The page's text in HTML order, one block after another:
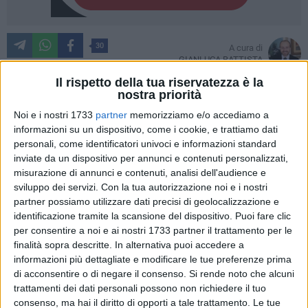
Il rispetto della tua riservatezza è la
nostra priorità
Noi e i nostri 1733 partner memorizziamo e/o accediamo a
informazioni su un dispositivo, come i cookie, e trattiamo dati
personali, come identificatori univoci e informazioni standard
inviate da un dispositivo per annunci e contenuti personalizzati,
misurazione di annunci e contenuti, analisi dell'audience e
sviluppo dei servizi. Con la tua autorizzazione noi e i nostri
partner possiamo utilizzare dati precisi di geolocalizzazione e
identificazione tramite la scansione del dispositivo. Puoi fare clic
per consentire a noi e ai nostri 1733 partner il trattamento per le
finalità sopra descritte. In alternativa puoi accedere a
informazioni più dettagliate e modificare le tue preferenze prima
di acconsentire o di negare il consenso. Si rende noto che alcuni
trattamenti dei dati personali possono non richiedere il tuo
consenso, ma hai il diritto di opporti a tale trattamento. Le tue
30
A cura di
GIANLUCA BATTISTA
Da una festa all'altra. Dopo quelle per la Madonna delle
Grazie, per Sant'Antonio di Padova, per il Sacro Cuore di
Gesù ed ultima in ordine di tempo, in onore di San Francesco
di Paola, Giovinazzo si sta immergendo nei primi
appuntamenti liturgici in onore dellaBeata Vergine Maria
del Monte Carmelo.
Nella parrocchia San Giuseppe, sotto la guida spirituale del
parroco,don Vincenzo Sparapano,e sotto il coordinamento
dell'associazione Abitino della Madonna del Carmine ed il
comitato guidato daPietro Sifo,è iniziata la Novena sin da
lunedì 7 luglio e terminerà nella serata del 14 luglio. I